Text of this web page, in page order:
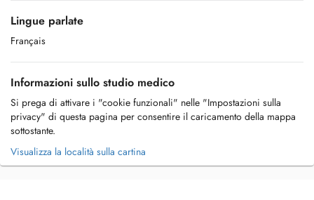
Lingue parlate
Français
Informazioni sullo studio medico
Si prega di attivare i "cookie funzionali" nelle "Impostazioni sulla
privacy" di questa pagina per consentire il caricamento della mappa
sottostante.
Visualizza la località sulla cartina